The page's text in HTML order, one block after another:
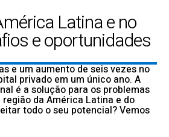
Latina e no
e oportunidades
e um aumento de seis vezes no
privado em um único ano. A
é a solução para os problemas
da América Latina e do
todo o seu potencial? Vemos